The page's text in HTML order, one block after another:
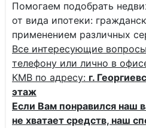
Помогаем подобрать
от вида ипотеки:
применением различных
Все интересующие
телефону или лично в
КМВ по адресу: г.
этаж
Если Вам понравился наш
не хватает средств, наш